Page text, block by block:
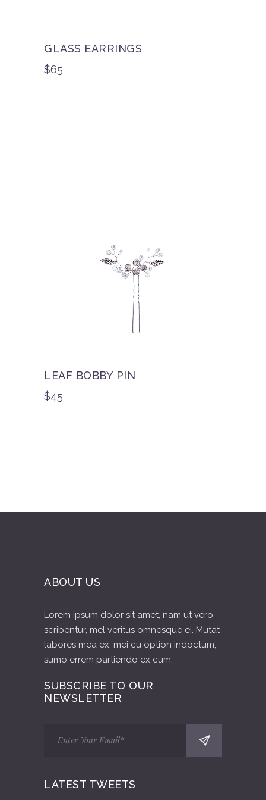
GLASS EARRINGS
$65
LEAF BOBBY PIN
$45
ABOUT US
Lorem ipsum dolor sit amet, nam ut vero
scribentur, mel veritus omnesque ei. Mutat
labores mea ex, mei cu option indoctum,
sumo errem partiendo ex cum.
SUBSCRIBE TO OUR
NEWSLETTER
LATEST TWEETS